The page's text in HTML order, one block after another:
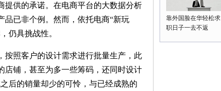
提供的承诺。在电商平台的大数据分析
品已非个例。然而，依托电商“新玩
仍具挑战性。
照客户的设计需求进行批量生产，此
店铺，甚至为多一些筹码，还同时设计
后的销量却少的可怜，与已经成熟的
靠外国脸在华轻松求
职日子一去不返